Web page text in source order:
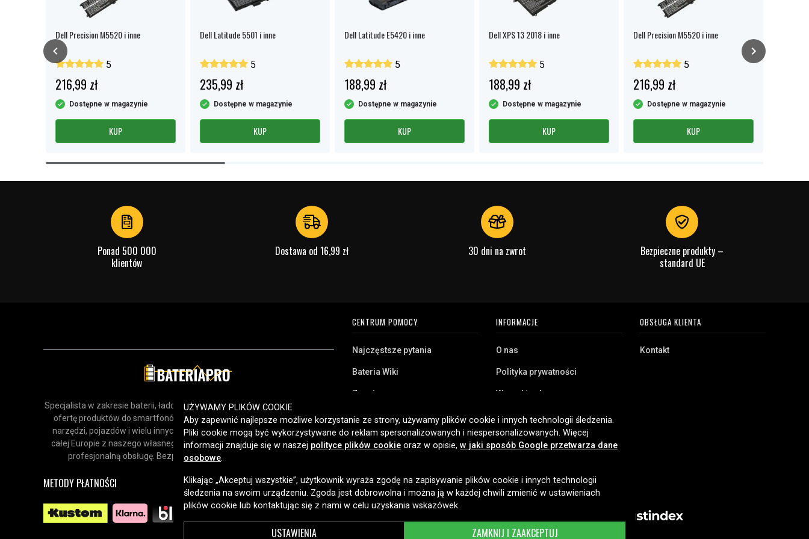
Dell Precision M5520 i inne
5
216,99 zł
Dostępne w magazynie
KUP
Dell Latitude 5501 i inne
5
235,99 zł
Dostępne w magazynie
KUP
Dell Latitude E5420 i inne
5
188,99 zł
Dostępne w magazynie
KUP
Dell XPS 13 2018 i inne
5
188,99 zł
Dostępne w magazynie
KUP
Dell Precision M5520 i inne
5
216,99 zł
Dostępne w magazynie
KUP
Item
Ponad 500 000
klientów
Dostawa od 16,99 zł 30 dni na zwrot
Bezpieczne produkty –
standard UE
Specjalista w zakresie baterii, ładowarek i akcesoriów. Odkryj naszą szeroką
ofertę produktów do smartfonów, urządzeń gospodarstwa domowego,
narzędzi, pojazdów i wielu innych zastosowań. Dostarczamy klientom w
całej Europie z naszego własnego magazynu, oferując szybką dostawę i
profesjonalną obsługę. Bezpieczne zakupy online od 2006 roku.
CENTRUM POMOCY
Najczęstsze pytania
Bateria Wiki
Zwrot
Klient biznesowy
Jaką baterię posiadam?
INFORMACJE
O nas
Polityka prywatności
Warunki zakupu
Pliki cookie
OBSŁUGA KLIENTA
Kontakt
METODY PŁATNOŚCI OPCJE DOSTAWY
UŻYWAMY PLIKÓW COOKIE
Aby zapewnić najlepsze możliwe korzystanie ze strony, używamy plików cookie i innych technologii śledzenia.
Pliki cookie mogą być wykorzystywane do reklam spersonalizowanych i niespersonalizowanych. Więcej
informacji znajduje się w naszej polityce plików cookie oraz w opisie, w jaki sposób Google przetwarza dane
osobowe.
Klikając „Akceptuj wszystkie”, użytkownik wyraża zgodę na zapisywanie plików cookie i innych technologii
śledzenia na swoim urządzeniu. Zgoda jest dobrowolna i można ją w każdej chwili zmienić w ustawieniach
plików cookie lub kontaktując się z nami w celu uzyskania wskazówek.
USTAWIENIA ZAMKNIJ I ZAAKCEPTUJ